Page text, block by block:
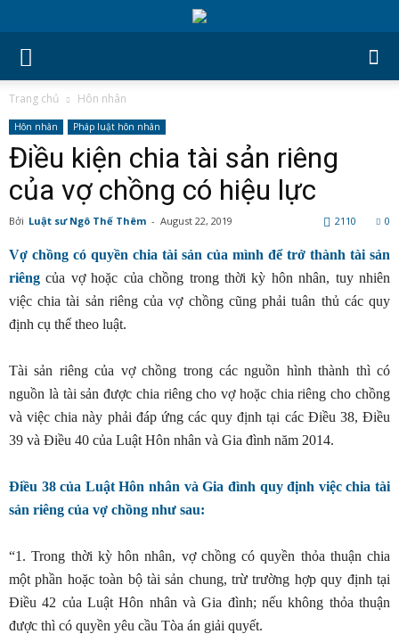
Trang chủ Hôn nhân
Hôn nhân Pháp luật hôn nhân
Điều kiện chia tài sản riêng
của vợ chồng có hiệu lực
Bởi Luật sư Ngô Thế Thêm - August 22, 2019 0
2110
Vợ chồng có quyền chia tài sản của mình để trở thành tài sản
riêng của vợ hoặc của chồng trong thời kỳ hôn nhân, tuy nhiên
việc chia tài sản riêng của vợ chồng cũng phải tuân thủ các quy
định cụ thể theo luật.
Tài sản riêng của vợ chồng trong các nguồn hình thành thì có
nguồn là tài sản được chia riêng cho vợ hoặc chia riêng cho chồng
và việc chia này phải đáp ứng các quy định tại các Điều 38, Điều
39 và Điều 40 của Luật Hôn nhân và Gia đình năm 2014.
Điều 38 của Luật Hôn nhân và Gia đình quy định việc chia tài
sản riêng của vợ chồng như sau:
“1. Trong thời kỳ hôn nhân, vợ chồng có quyền thỏa thuận chia
một phần hoặc toàn bộ tài sản chung, trừ trường hợp quy định tại
Điều 42 của Luật Hôn nhân và Gia đình; nếu không thỏa thuận
được thì có quyền yêu cầu Tòa án giải quyết.